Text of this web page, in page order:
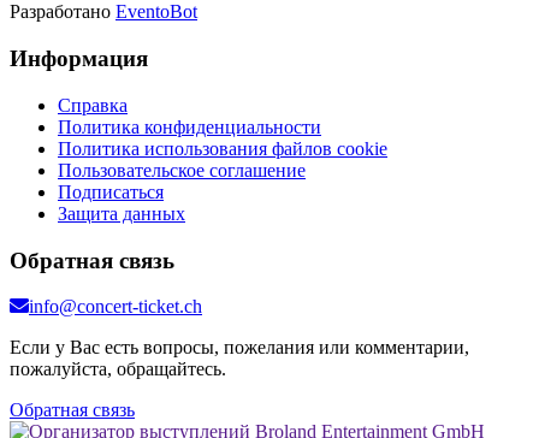
Разработано EventoBot
Информация
Справка
Политика конфиденциальности
Политика использования файлов cookie
Пользовательское соглашение
Подписаться
Защита данных
Обратная связь
info@concert-ticket.ch
Если у Вас есть вопросы, пожелания или комментарии,
пожалуйста, обращайтесь.
Обратная связь